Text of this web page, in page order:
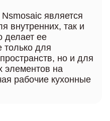
является
внутренних, так и
делает ее
для
но и для
элементов на
рабочие кухонные